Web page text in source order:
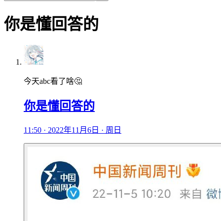
你是懂回答的
今天abc看了啥🤔
你是懂回答的
11:50 · 2022年11月6日 · 周日